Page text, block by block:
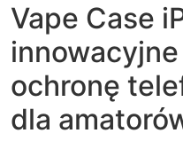
Vape Case
ochronę
dla